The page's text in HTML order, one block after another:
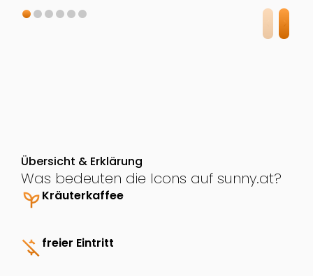
Übersicht & Erklärung
Was bedeuten die Icons auf sunny.at?
psychiatryKräuterkaffee
money_off freier Eintritt